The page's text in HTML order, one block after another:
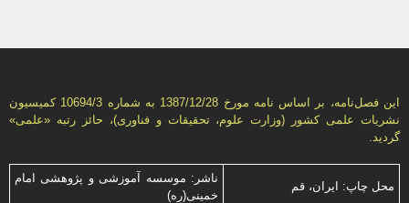
این فصل‌نامه، بر اساس نامه مورخ 1387/12/28 به شماره 10694/3 كمیسیون
نشریات علمی كشور (وزارت علوم، تحقیقات و فناوری)، حائز رتبه «علمی»
گردید.
محل چاپ: ایران، قم
ناشر: موسسه آموزشی و پژوهشی امام
خمینی(ره)